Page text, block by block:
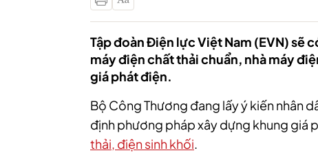
Tập đoàn Điện lực Việt Nam (EVN) sẽ
máy điện chất thải chuẩn, nhà máy
giá phát điện.
Bộ Công Thương đang lấy ý kiến nhân
định phương pháp xây dựng khung giá
thải, điện sinh khối.